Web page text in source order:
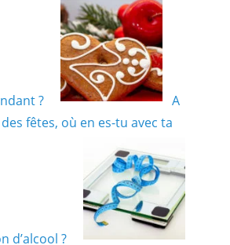
?
A
fêtes, où en es-tu avec ta
d’alcool ?